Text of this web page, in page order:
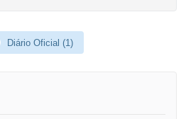
Diário Oficial (1)